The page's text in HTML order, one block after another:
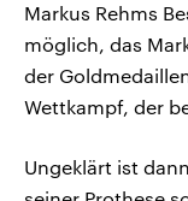
Markus Rehms
möglich, das
der
Wettkampf, der
Ungeklärt ist